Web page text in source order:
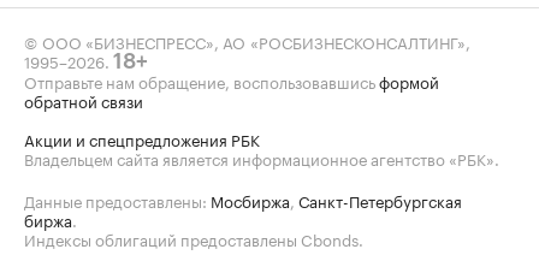
© ООО «БИЗНЕСПРЕСС», АО «РОСБИЗНЕСКОНСАЛТИНГ»,
1995–2026. 18+
Отправьте нам обращение, воспользовавшисьформой
обратной связи
Акции и спецпредложения РБК
Владельцем сайта является информационное агентство «РБК».
Данные предоставлены: Мосбиржа, Санкт-Петербургская
биржа.
Индексы облигаций предоставлены Cbonds.